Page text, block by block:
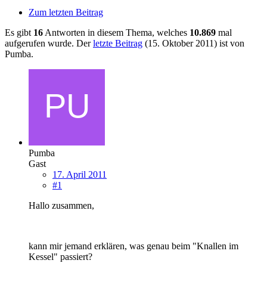
Zum letzten Beitrag
Es gibt 16 Antworten in diesem Thema, welches 10.869 mal
aufgerufen wurde. Derletzte Beitrag (15. Oktober 2011) ist von
Pumba.
Pumba
Gast
17. April 2011
#1
Hallo zusammen,
kann mir jemand erklären, was genau beim "Knallen im
Kessel" passiert?